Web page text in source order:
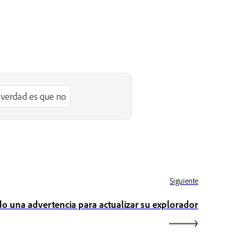
es que no
Siguiente
una advertencia para actualizar su explorador